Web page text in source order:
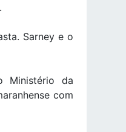
Sarney e o
Ministério da
com